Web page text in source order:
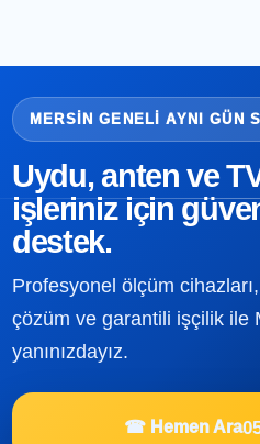
MERSIN GENELI AYNI GÜN
Uydu, anten ve
işleriniz için
destek.
Profesyonel ölçüm
çözüm ve garantili işçilik ile
yanınızdayız.
☎ Hemen Ara